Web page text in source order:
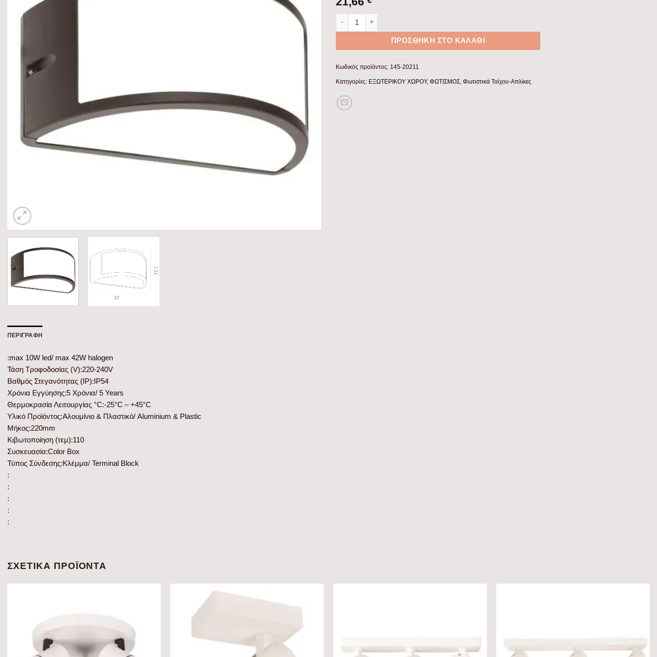
ΑΠΛΙΚΑ ΤΟΙΧΟΥ ΟΒΑΛ E27 MAX 10W LED 220x121x108 IP54 ΜΑΥΡΗ PRO ποσότητα
ΠΡΟΣΘΉΚΗ ΣΤΟ ΚΑΛΆΘΙ
Κωδικός προϊόντος: 145-20211
Κατηγορίες: ΕΞΩΤΕΡΙΚΟΥ ΧΩΡΟΥ, ΦΩΤΙΣΜΟΣ, Φωτιστικά Τοίχου-Απλίκες
ΠΕΡΙΓΡΑΦΉ
:max 10W led/ max 42W halogen
Τάση Τροφοδοσίας (V):220-240V
Βαθμός Στεγανότητας (IP):IP54
Χρόνια Εγγύησης:5 Χρόνια/ 5 Years
Θερμοκρασία Λειτουργίας °C:-25°C – +45°C
Υλικό Προϊόντος:Αλουμίνιο & Πλαστικό/ Aluminium & Plastic
Μήκος:220mm
Κιβωτοποίηση (τεμ):110
Συσκευασία:Color Box
Τύπος Σύνδεσης:Κλέμμα/ Terminal Block
:
:
:
:
:
ΣΧΕΤΙΚΆ ΠΡΟΪΌΝΤΑ